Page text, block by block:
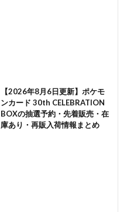
【2026年8月6日更新】ポケモ
ンカード 30th CELEBRATION
BOXの抽選予約・先着販売・在
庫あり・再販入荷情報まとめ